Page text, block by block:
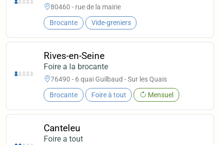
80460 - rue de la mairie
Brocante Vide-greniers
Rives-en-Seine
Foire a la brocante
76490 - 6 quai Guilbaud - Sur les Quais
Brocante Foire à tout Mensuel
Canteleu
Foire a tout